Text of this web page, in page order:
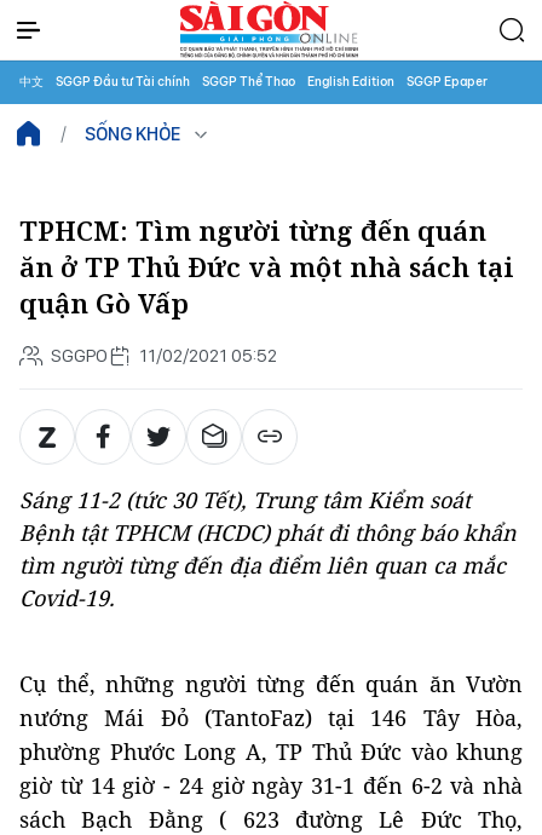
中文 SGGP Đầu tư Tài chính SGGP Thể Thao English Edition SGGP Epaper
SỐNG KHỎE
TPHCM: Tìm người từng đến quán
ăn ở TP Thủ Đức và một nhà sách tại
quận Gò Vấp
SGGPO 11/02/2021 05:52
Sáng 11-2 (tức 30 Tết), Trung tâm Kiểm soát
Bệnh tật TPHCM (HCDC) phát đi thông báo khẩn
tìm người từng đến địa điểm liên quan ca mắc
Covid-19.
Cụ thể, những người từng đến quán ăn Vườn
nướng Mái Đỏ (TantoFaz) tại 146 Tây Hòa,
phường Phước Long A, TP Thủ Đức vào khung
giờ từ 14 giờ - 24 giờ ngày 31-1 đến 6-2 và nhà
sách Bạch Đằng ( 623 đường Lê Đức Thọ,